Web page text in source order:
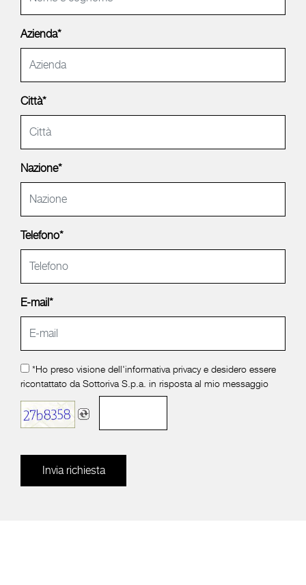
Azienda*
Città*
Nazione*
Telefono*
E-mail*
*Ho preso visione dell'informativa privacye desidero essere
ricontattato da Sottoriva S.p.a. in risposta al mio messaggio
Invia richiesta